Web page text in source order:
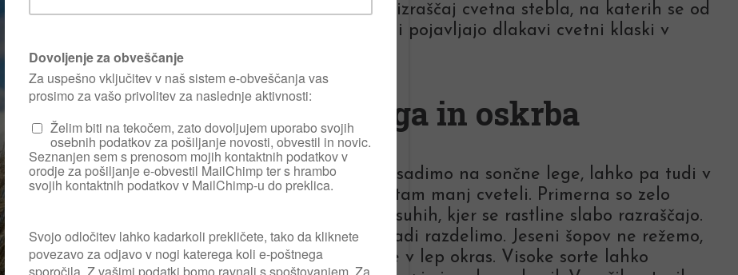
obarvajo. Iz šopa listov izraščaj cvetna stebla, na katerih se od
avgusta do pozne jeseni pojavljajo dlakavi cvetni klaski v
Nega in oskrba
Trstikovce ali miskante sadimo na sončne lege, lahko pa tudi v
polsenco, vendar bodo tam manj cveteli. Primerna so zelo
različna tla, razen zelo suhih, kjer se rastline slabo razraščajo.
Vsake tri leta jih spomladi razdelimo. Jeseni šopov ne režemo,
ker so nam tudi kasneje v lep okras. Visoke sorte lahko